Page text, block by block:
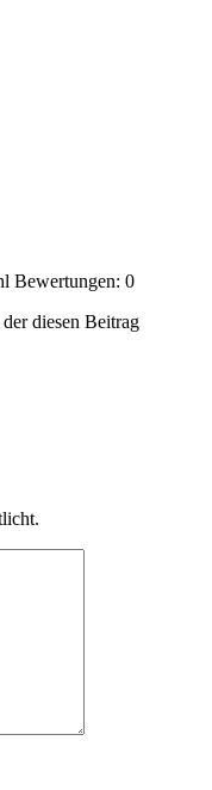
Bewertungen: 0
diesen Beitrag